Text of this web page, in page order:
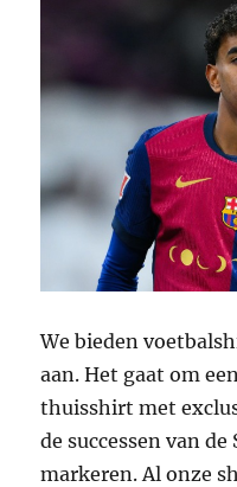
We bieden
aan. Het gaat om
thuisshirt met
de successen van
markeren. Al onze